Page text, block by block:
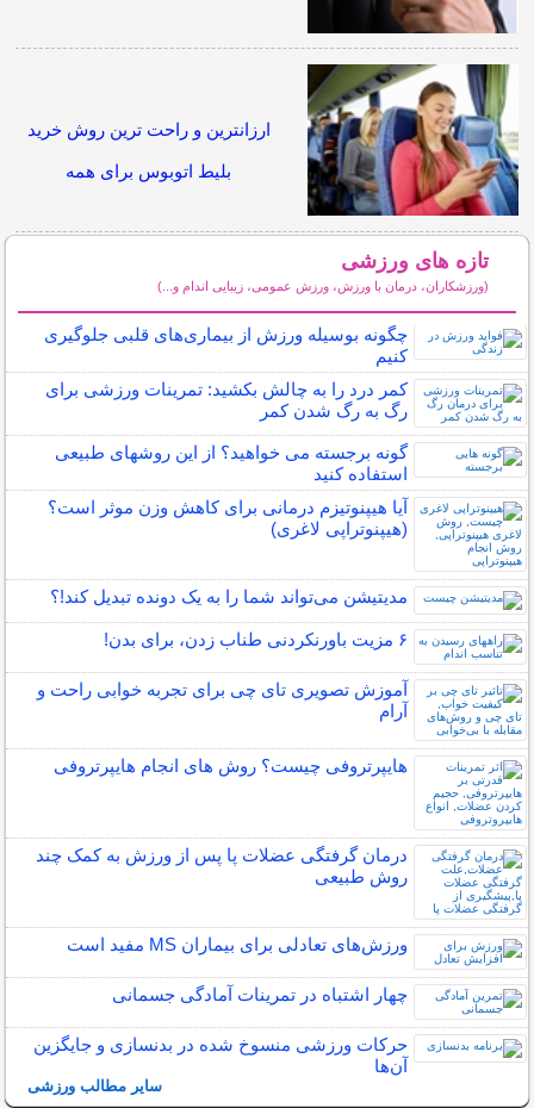
ارزانترین و راحت ترین روش خرید
بلیط اتوبوس برای همه
تازه های ورزشی
(ورزشکاران، درمان با ورزش، ورزش عمومی، زیبایی اندام و...)
چگونه بوسیله ورزش از بیماری‌های قلبی جلوگیری
کنیم
کمر درد را به چالش بکشید: تمرینات ورزشی برای
رگ به رگ شدن کمر
گونه برجسته می خواهید؟ از این روشهای طبیعی
استفاده کنید
آیا هیپنوتیزم درمانی برای کاهش وزن موثر است؟
(هیپنوتراپی لاغری)
مدیتیشن می‌تواند شما را به یک دونده تبدیل کند!؟
۶ مزیت باورنکردنی طناب زدن، برای بدن!
آموزش تصویری تای چی برای تجربه خوابی راحت و
آرام
هایپرتروفی چیست؟ روش های انجام هایپرتروفی
درمان گرفتگی عضلات پا پس از ورزش به کمک چند
روش طبیعی
ورزش‌های تعادلی برای بیماران MS مفید است
چهار اشتباه در تمرینات آمادگی جسمانی
حرکات ورزشی منسوخ شده در بدنسازی و جایگزین
آن‌ها
سایر مطالب ورزشی